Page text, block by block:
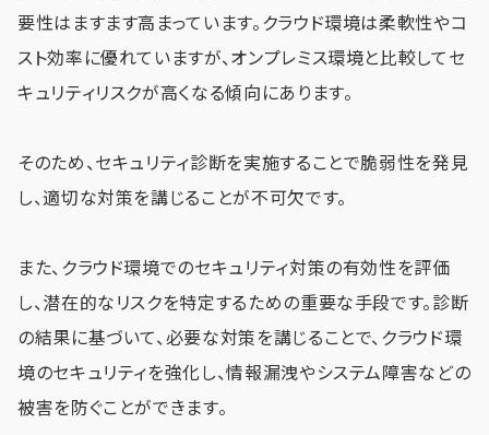
要性はますます高まっています。クラウド環境は柔軟性やコ
スト効率に優れていますが、オンプレミス環境と比較してセ
キュリティリスクが高くなる傾向にあります。
そのため、セキュリティ診断を実施することで脆弱性を発見
し、適切な対策を講じることが不可欠です。
また、クラウド環境でのセキュリティ対策の有効性を評価
し、潜在的なリスクを特定するための重要な手段です。診断
の結果に基づいて、必要な対策を講じることで、クラウド環
境のセキュリティを強化し、情報漏洩やシステム障害などの
被害を防ぐことができます。